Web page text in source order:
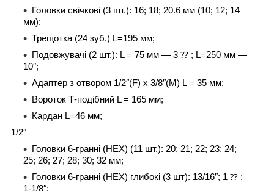
Головки свічкові (3 шт.): 16; 18; 20.6 мм (10; 12; 14
мм);
Трещотка (24 зуб.) L=195 мм;
Подовжувачі (2 шт.): L = 75 мм — 3 ⁇ ; L=250 мм —
10″;
Адаптер з отвором 1/2″(F) x 3/8″(M) L = 35 мм;
Вороток Т-подібний L = 165 мм;
Кардан L=46 мм;
1/2″
Головки 6-гранні (HEX) (11 шт.): 20; 21; 22; 23; 24;
25; 26; 27; 28; 30; 32 мм;
Головки 6-гранні (HEX) глибокі (3 шт): 13/16″; 1 ⁇ ;
1-1/8″;